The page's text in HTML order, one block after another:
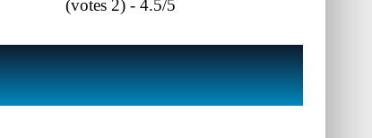
4.5/5 - (2 votes)